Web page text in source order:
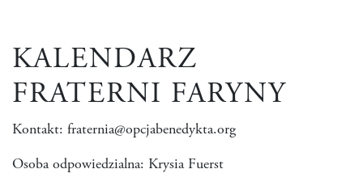
KALENDARZ
FRATERNI FARYNY
Kontakt: fraternia@opcjabenedykta.org
Osoba odpowiedzialna: Krysia Fuerst